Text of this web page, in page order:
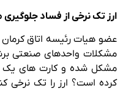
ارز تک نرخی از فساد
عضو هیات رئیسه اتاق کرمان
مشکلات واحدهای صنعتی
مشکل شده و کارت های یک
کرده است؟ ارز را تک نرخی